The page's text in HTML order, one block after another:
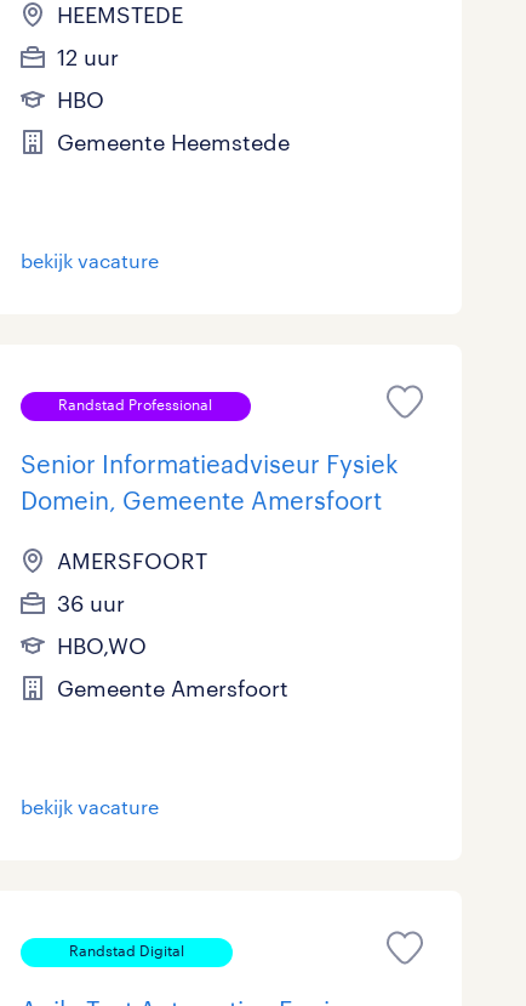
HEEMSTEDE
12 uur
HBO
Gemeente Heemstede
bekijk vacature
Randstad Professional
Senior Informatieadviseur Fysiek
Domein, Gemeente Amersfoort
AMERSFOORT
36 uur
HBO,WO
Gemeente Amersfoort
bekijk vacature
Randstad Digital